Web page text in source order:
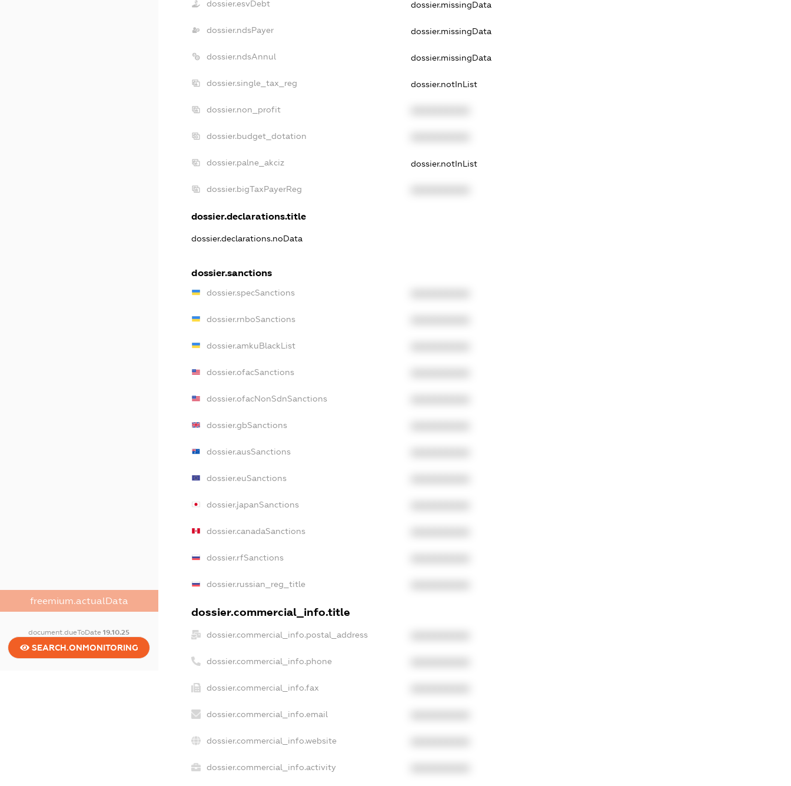
freemium.actualData
document.dueToDate19.10.25
SEARCH.ONMONITORING
dossier.esvDebt dossier.missingData
dossier.ndsPayer dossier.missingData
dossier.ndsAnnul dossier.missingData
dossier.single_tax_reg dossier.notInList
dossier.non_profit
dossier.budget_dotation
dossier.palne_akciz dossier.notInList
dossier.bigTaxPayerReg
dossier.declarations.title
dossier.declarations.noData
dossier.sanctions
dossier.specSanctions
dossier.rnboSanctions
dossier.amkuBlackList
dossier.ofacSanctions
dossier.ofacNonSdnSanctions
dossier.gbSanctions
dossier.ausSanctions
dossier.euSanctions
dossier.japanSanctions
dossier.canadaSanctions
dossier.rfSanctions
dossier.russian_reg_title
dossier.commercial_info.title
dossier.commercial_info.postal_address
dossier.commercial_info.phone
dossier.commercial_info.fax
dossier.commercial_info.email
dossier.commercial_info.website
dossier.commercial_info.activity